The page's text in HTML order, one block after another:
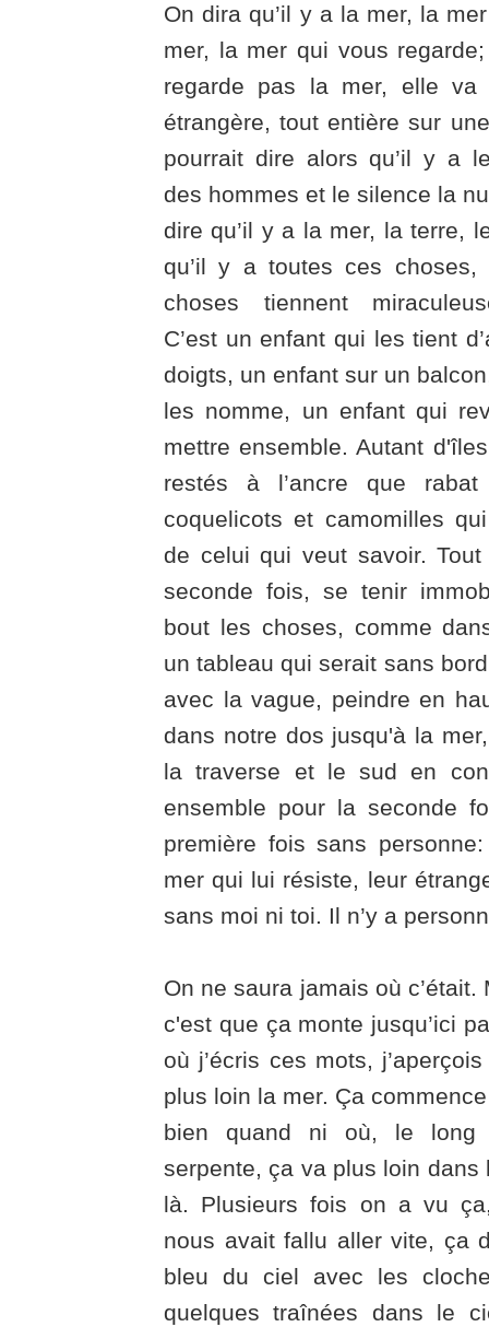
On dira qu’il y a la mer, la
mer, la mer qui vous
regarde pas la mer, elle va
étrangère, tout entière sur
pourrait dire alors qu’il y a
des hommes et le silence la
dire qu’il y a la mer, la terre,
qu’il y a toutes ces
choses tiennent
C’est un enfant qui les tient
doigts, un enfant sur un
les nomme, un enfant qui
mettre ensemble. Autant
restés à l’ancre que
coquelicots et camomilles
de celui qui veut savoir.
seconde fois, se tenir
bout les choses, comme
un tableau qui serait sans
avec la vague, peindre en
dans notre dos jusqu'à la
la traverse et le sud en
ensemble pour la seconde
première fois sans
mer qui lui résiste, leur
sans moi ni toi. Il n’y a
On ne saura jamais où
c'est que ça monte jusqu’ici
où j’écris ces mots,
plus loin la mer. Ça
bien quand ni où, le
serpente, ça va plus loin dans
là. Plusieurs fois on a vu
nous avait fallu aller vite, ça
bleu du ciel avec les
quelques traînées dans le